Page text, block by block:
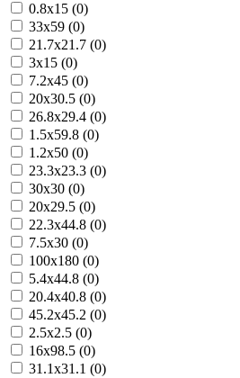
0.8x15 (0)
33x59 (0)
21.7x21.7 (0)
3x15 (0)
7.2x45 (0)
20x30.5 (0)
26.8x29.4 (0)
1.5x59.8 (0)
1.2x50 (0)
23.3x23.3 (0)
30x30 (0)
20x29.5 (0)
22.3x44.8 (0)
7.5x30 (0)
100x180 (0)
5.4x44.8 (0)
20.4x40.8 (0)
45.2x45.2 (0)
2.5x2.5 (0)
16x98.5 (0)
31.1x31.1 (0)